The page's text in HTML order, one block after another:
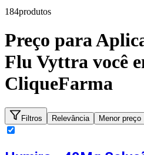
184produtos
Preço para
Flu Vyttra você
CliqueFarma
Filtros Relevância Menor preço